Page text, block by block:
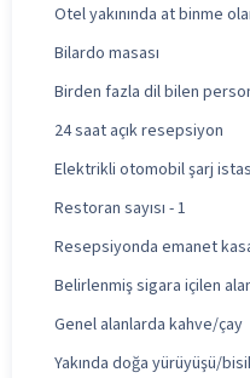
Otel yakınında at binme
Bilardo masası
Birden fazla dil bilen
24 saat açık resepsiyon
Elektrikli otomobil şarj
Restoran sayısı - 1
Resepsiyonda emanet
Belirlenmiş sigara içilen
Genel alanlarda kahve/çay
Yakında doğa yürüyüşü/